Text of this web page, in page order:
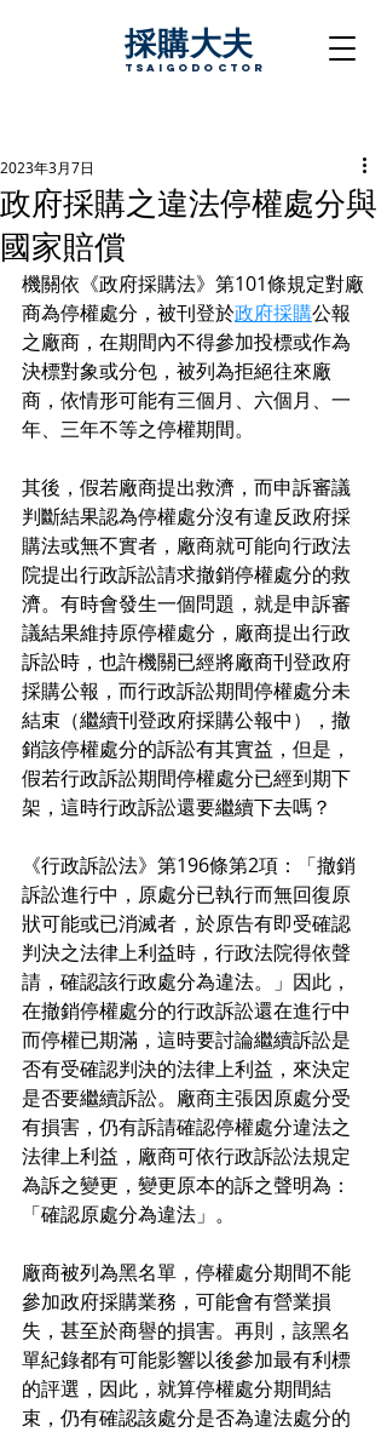
採購大夫
TsaigoDoctor
政府採購之違法停權處分與
國家賠償
2023年3月7日
機關依《政府採購法》第101條規定對廠
商為停權處分，被刊登於政府採購公報
之廠商，在期間內不得參加投標或作為
決標對象或分包，被列為拒絕往來廠
商，依情形可能有三個月、六個月、一
年、三年不等之停權期間。
其後，假若廠商提出救濟，而申訴審議
判斷結果認為停權處分沒有違反政府採
購法或無不實者，廠商就可能向行政法
院提出行政訴訟請求撤銷停權處分的救
濟。有時會發生一個問題，就是申訴審
議結果維持原停權處分，廠商提出行政
訴訟時，也許機關已經將廠商刊登政府
採購公報，而行政訴訟期間停權處分未
結束（繼續刊登政府採購公報中），撤
銷該停權處分的訴訟有其實益，但是，
假若行政訴訟期間停權處分已經到期下
架，這時行政訴訟還要繼續下去嗎？
《行政訴訟法》第196條第2項：「撤銷
訴訟進行中，原處分已執行而無回復原
狀可能或已消滅者，於原告有即受確認
判決之法律上利益時，行政法院得依聲
請，確認該行政處分為違法。」因此，
在撤銷停權處分的行政訴訟還在進行中
而停權已期滿，這時要討論繼續訴訟是
否有受確認判決的法律上利益，來決定
是否要繼續訴訟。廠商主張因原處分受
有損害，仍有訴請確認停權處分違法之
法律上利益，廠商可依行政訴訟法規定
為訴之變更，變更原本的訴之聲明為：
「確認原處分為違法」。
廠商被列為黑名單，停權處分期間不能
參加政府採購業務，可能會有營業損
失，甚至於商譽的損害。再則，該黑名
單紀錄都有可能影響以後參加最有利標
的評選，因此，就算停權處分期間結
束，仍有確認該處分是否為違法處分的